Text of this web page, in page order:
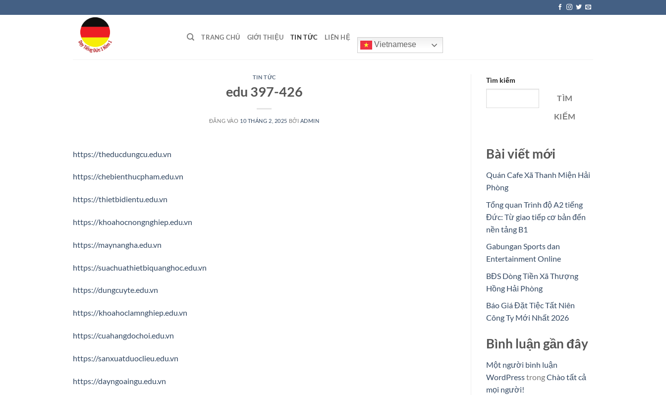
qua
TRANG CHỦ GIỚI THIỆU TIN TỨC LIÊN HỆ
Vietnamese
TIN TỨC
edu 397-426
ĐĂNG VÀO 10 THÁNG 2, 2025 BỞI ADMIN
https://theducdungcu.edu.vn
https://chebienthucpham.edu.vn
https://thietbidientu.edu.vn
https://khoahocnongnghiep.edu.vn
https://maynangha.edu.vn
https://suachuathietbiquanghoc.edu.vn
https://dungcuyte.edu.vn
https://khoahoclamnghiep.edu.vn
https://cuahangdochoi.edu.vn
https://sanxuatduoclieu.edu.vn
https://dayngoaingu.edu.vn
Tìm kiếm
TÌM
KIẾM
Bài viết mới
Quán Cafe Xã Thanh Miện Hải
Phòng
Tổng quan Trình độ A2 tiếng
Đức: Từ giao tiếp cơ bản đến
nền tảng B1
Gabungan Sports dan
Entertainment Online
BĐS Dòng Tiền Xã Thượng
Hồng Hải Phòng
Báo Giá Đặt Tiệc Tất Niên
Công Ty Mới Nhất 2026
Bình luận gần đây
Một người bình luận
WordPresstrongChào tất cả
mọi người!